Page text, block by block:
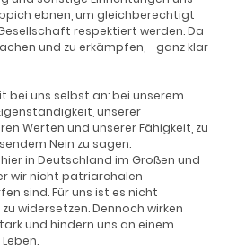
ebnen, um gleichberechtigt
respektiert werden. Da
und zu erkämpfen, - ganz klar
uns selbst an: bei unserem
unserer
Werten und unserer Fähigkeit, zu
Nein zu sagen.
in Deutschland im Großen und
wir nicht patriarchalen
sind. Für uns ist es nicht
widersetzen. Dennoch wirken
und hindern uns an einem